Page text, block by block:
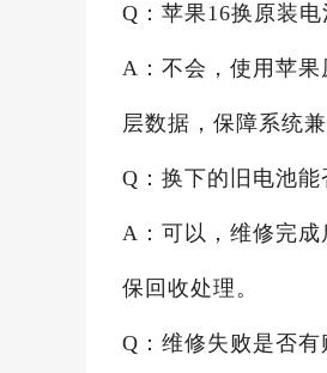
Q：苹果16换原装
A：不会，使用苹
层数据，保障系统
Q：换下的旧电池能
A：可以，维修完
保回收处理。
Q：维修失败是否有